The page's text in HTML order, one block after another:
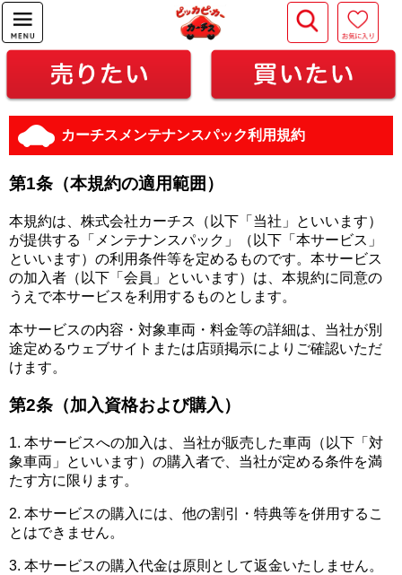
カーチスメンテナンスパック利用規約
第1条（本規約の適用範囲）
本規約は、株式会社カーチス（以下「当社」といいます）
が提供する「メンテナンスパック」（以下「本サービス」
といいます）の利用条件等を定めるものです。本サービス
の加入者（以下「会員」といいます）は、本規約に同意の
うえで本サービスを利用するものとします。
本サービスの内容・対象車両・料金等の詳細は、当社が別
途定めるウェブサイトまたは店頭掲示によりご確認いただ
けます。
第2条（加入資格および購入）
1. 本サービスへの加入は、当社が販売した車両（以下「対
象車両」といいます）の購入者で、当社が定める条件を満
たす方に限ります。
2. 本サービスの購入には、他の割引・特典等を併用するこ
とはできません。
3. 本サービスの購入代金は原則として返金いたしません。